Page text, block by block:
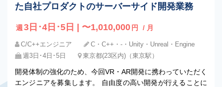
た自社プロダクトのサーバーサイド開発業務
週 3日･4日･5日 | 〜1,010,000 円 / 月
C/C++エンジニア
C・C++・-・Unity・Unreal・Engine
週3日･4日･5日
東京都(23区内)（東京駅）
開発体制の強化のため、今回VR・AR開発に携わっていただく
エンジニアを募集します。 自由度の高い開発が行えることに